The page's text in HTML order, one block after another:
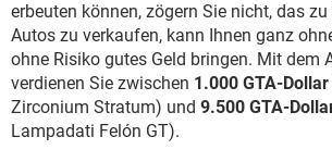
erbeuten können, zögern Sie nicht, das
Autos zu verkaufen, kann Ihnen ganz
ohne Risiko gutes Geld bringen. Mit dem
verdienen Sie zwischen 1.000 GTA-Dollar
Zirconium Stratum) und 9.500 GTA-
Lampadati Felón GT).